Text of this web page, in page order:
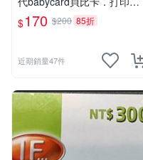
泰國馬來西亞越南(移工收容
所可用電話卡)⚡MissCall儲值
$170 $200 85折
近期銷量47件